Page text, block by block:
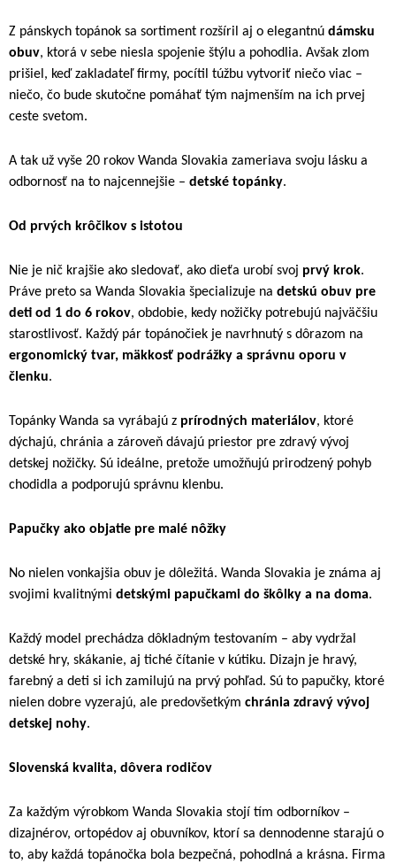
Z pánskych topánok sa sortiment rozšíril aj o elegantnú dámsku
obuv, ktorá v sebe niesla spojenie štýlu a pohodlia. Avšak zlom
prišiel, keď zakladateľ firmy, pocítil túžbu vytvoriť niečo viac –
niečo, čo bude skutočne pomáhať tým najmenším na ich prvej
ceste svetom.
A tak už vyše 20 rokov Wanda Slovakia zameriava svoju lásku a
odbornosť na to najcennejšie – detské topánky.
Od prvých krôčikov s istotou
Nie je nič krajšie ako sledovať, ako dieťa urobí svoj prvý krok.
Práve preto sa Wanda Slovakia špecializuje na detskú obuv pre
deti od 1 do 6 rokov, obdobie, kedy nožičky potrebujú najväčšiu
starostlivosť. Každý pár topánočiek je navrhnutý s dôrazom na
ergonomický tvar, mäkkosť podrážky a správnu oporu v
členku.
Topánky Wanda sa vyrábajú z prírodných materiálov, ktoré
dýchajú, chránia a zároveň dávajú priestor pre zdravý vývoj
detskej nožičky. Sú ideálne, pretože umožňujú prirodzený pohyb
chodidla a podporujú správnu klenbu.
Papučky ako objatie pre malé nôžky
No nielen vonkajšia obuv je dôležitá. Wanda Slovakia je známa aj
svojimi kvalitnými detskými papučkami do škôlky a na doma.
Každý model prechádza dôkladným testovaním – aby vydržal
detské hry, skákanie, aj tiché čítanie v kútiku. Dizajn je hravý,
farebný a deti si ich zamilujú na prvý pohľad. Sú to papučky, ktoré
nielen dobre vyzerajú, ale predovšetkým chránia zdravý vývoj
detskej nohy.
Slovenská kvalita, dôvera rodičov
Za každým výrobkom Wanda Slovakia stojí tím odborníkov –
dizajnérov, ortopédov aj obuvníkov, ktorí sa dennodenne starajú o
to, aby každá topánočka bola bezpečná, pohodlná a krásna. Firma